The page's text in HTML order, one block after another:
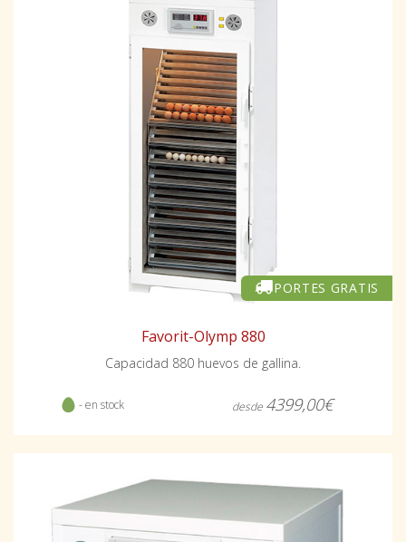
PORTES GRATIS
Favorit-Olymp 880
Capacidad 880 huevos de gallina.
- en stock desde 4399,00€